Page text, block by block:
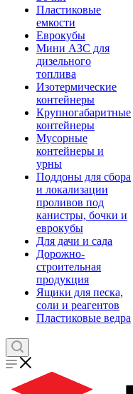
Пластиковые
емкости
Еврокубы
Мини АЗС для
дизельного
топлива
Изотермические
контейнеры
Крупногабаритные
контейнеры
Мусорные
контейнеры и
урны
Поддоны для сбора
и локализации
проливов под
канистры, бочки и
еврокубы
Для дачи и сада
Дорожно-
строительная
продукция
Ящики для песка,
соли и реагентов
Пластиковые ведра